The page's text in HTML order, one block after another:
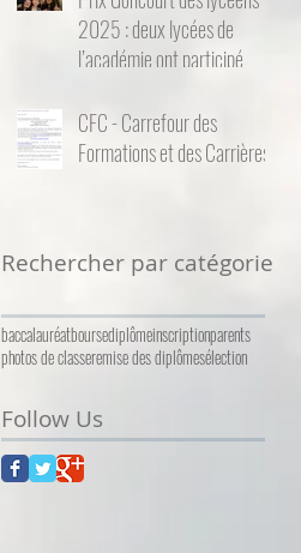
2025 : deux lycées de
l’académie ont participé
CFC - Carrefour des
Formations et des Carrières
Rechercher par catégorie
baccalauréatboursediplômeinscriptionparents
photos de classeremise des diplômesélection
Follow Us